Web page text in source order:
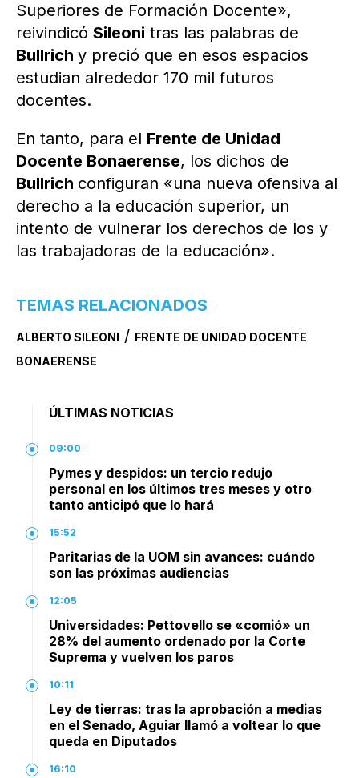
Superiores de Formación Docente»,
reivindicó Sileoni tras las palabras de
Bullrich y preció que en esos espacios
estudian alrededor 170 mil futuros
docentes.
En tanto, para el Frente de Unidad
Docente Bonaerense, los dichos de
Bullrich configuran «una nueva ofensiva al
derecho a la educación superior, un
intento de vulnerar los derechos de los y
las trabajadoras de la educación».
TEMAS RELACIONADOS
ALBERTO SILEONI / FRENTE DE UNIDAD DOCENTE
BONAERENSE
ÚLTIMAS NOTICIAS
09:00
Pymes y despidos: un tercio redujo
personal en los últimos tres meses y otro
tanto anticipó que lo hará
15:52
Paritarias de la UOM sin avances: cuándo
son las próximas audiencias
12:05
Universidades: Pettovello se «comió» un
28% del aumento ordenado por la Corte
Suprema y vuelven los paros
10:11
Ley de tierras: tras la aprobación a medias
en el Senado, Aguiar llamó a voltear lo que
queda en Diputados
16:10